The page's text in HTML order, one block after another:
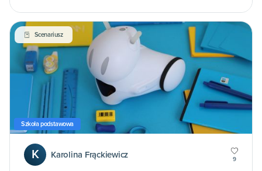
Scenariusz
Szkoła podstawowa
K Karolina Frąckiewicz 9